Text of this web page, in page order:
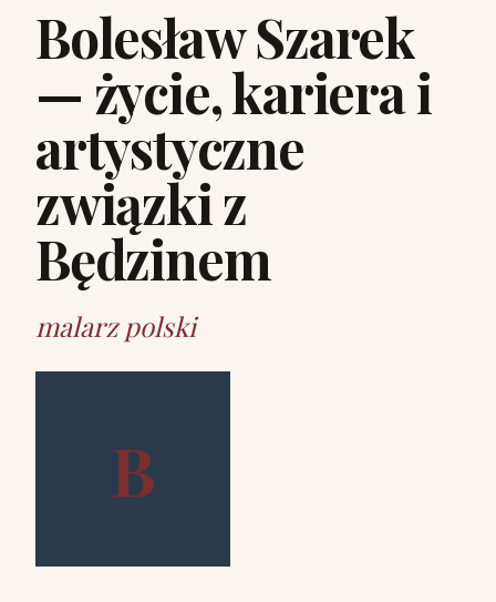
Bolesław Szarek
— życie, kariera i
artystyczne
związki z
Będzinem
malarz polski
B